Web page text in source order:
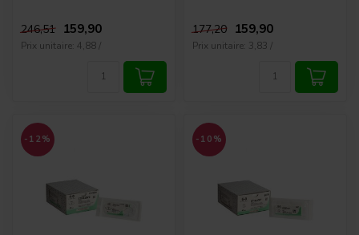
246,51 159,90
Prix unitaire: 4,88 /
177,20 159,90
Prix unitaire: 3,83 /
-12% -10%